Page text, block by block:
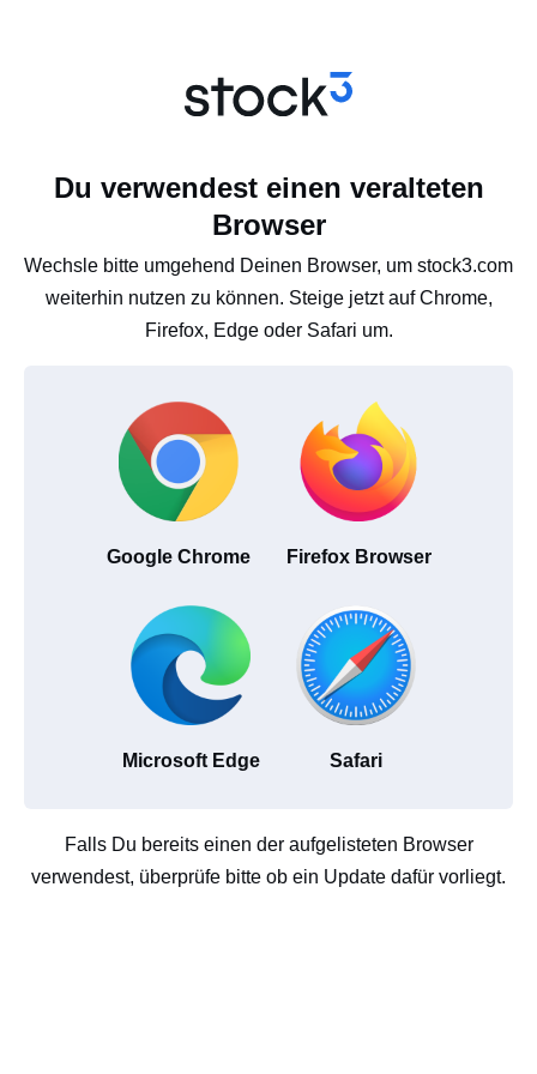
Du verwendest einen veralteten
Browser
Wechsle bitte umgehend Deinen Browser, um stock3.com
weiterhin nutzen zu können. Steige jetzt auf Chrome,
Firefox, Edge oder Safari um.
Google Chrome Firefox Browser
Microsoft Edge Safari
Falls Du bereits einen der aufgelisteten Browser
verwendest, überprüfe bitte ob ein Update dafür vorliegt.